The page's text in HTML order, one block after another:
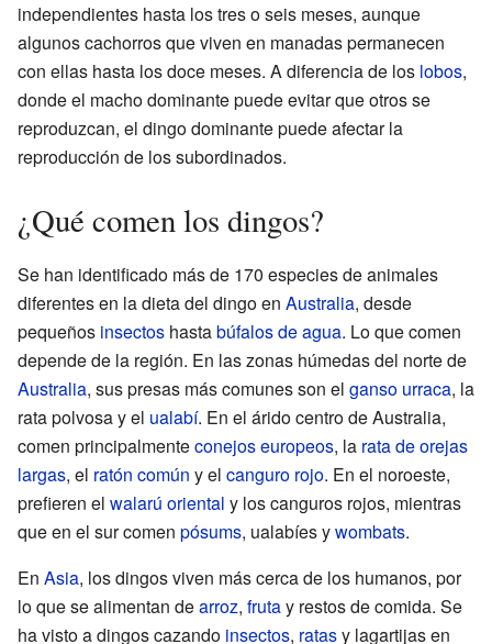
independientes hasta los tres o seis meses, aunque
algunos cachorros que viven en manadas permanecen
con ellas hasta los doce meses. A diferencia de los lobos,
donde el macho dominante puede evitar que otros se
reproduzcan, el dingo dominante puede afectar la
reproducción de los subordinados.
¿Qué comen los dingos?
Se han identificado más de 170 especies de animales
diferentes en la dieta del dingo en Australia, desde
pequeños insectos hastabúfalos de agua. Lo que comen
depende de la región. En las zonas húmedas del norte de
Australia, sus presas más comunes son el ganso urraca, la
rata polvosa y el ualabí. En el árido centro de Australia,
comen principalmenteconejos europeos, la rata de orejas
largas, el ratón común y el canguro rojo. En el noroeste,
prefieren el walarú oriental y los canguros rojos, mientras
que en el sur comen pósums, ualabíes ywombats.
En Asia, los dingos viven más cerca de los humanos, por
lo que se alimentan dearroz, frutay restos de comida. Se
ha visto a dingos cazando insectos, ratasy lagartijas en